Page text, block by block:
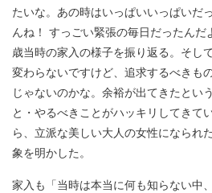
たいな。あの時はいっぱいいっぱいだ
んね！ すっごい緊張の毎日だったん
歳当時の家入の様子を振り返る。そし
変わらないですけど、追求するべきも
じゃないのかな。余裕が出てきたとい
と・やるべきことがハッキリしてきて
ら、立派な美しい大人の女性になられ
象を明かした。
家入も「当時は本当に何も知らない中